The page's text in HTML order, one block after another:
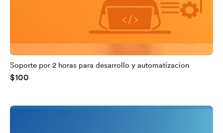
Soporte por 2 horas para desarrollo y automatizacion
$100